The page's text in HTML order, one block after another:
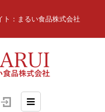
ト：まるい食品株式会社